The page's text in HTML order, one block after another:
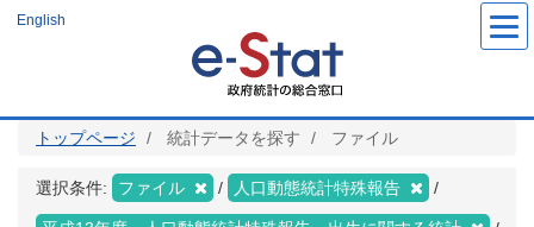
ツ
English
トップページ 統計データを探す ファイル
選択条件: ファイル 人口動態統計特殊報告